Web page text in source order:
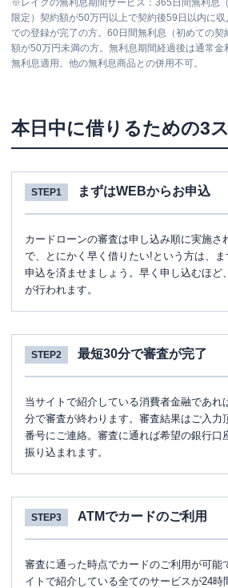
※ レイクの無利息期間サービス：365日間無利息
限定）契約額が50万円以上で契約後59日以内に
での登録が完了の方。60日間無利息（初めての契
額が50万円未満の方。無利息期間経過後は通常金
無利息適用。他の無利息商品との併用不可。
本日中に借りるための3
STEP1 まずはWEBからお申込
カードローンの審査は申し込み順に実施さ
で、とにかく早く借りたい!という方は、ま
申込を済ませましょう。早く申し込むほど
が行われます。
STEP2 最短30分で審査が完了
当サイトで紹介している消費者金融であれ
分で審査が終わります。審査結果はご入力
番号にご連絡。審査に通れば希望の銀行口
振り込まれます。
STEP3 ATMでカードのご利用
審査に通った時点でカードのご利用が可能
イトで紹介している全てのサービスが24時